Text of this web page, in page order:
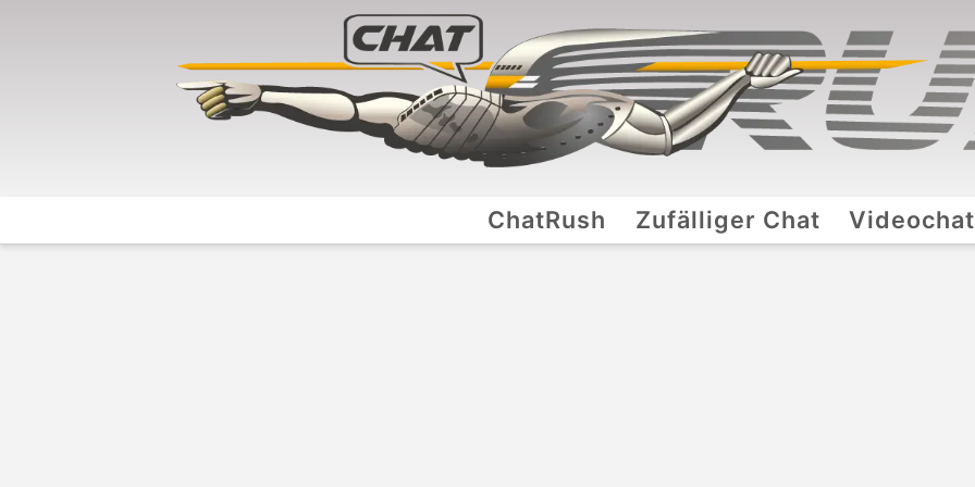
ChatRush Zufälliger Chat Videochat